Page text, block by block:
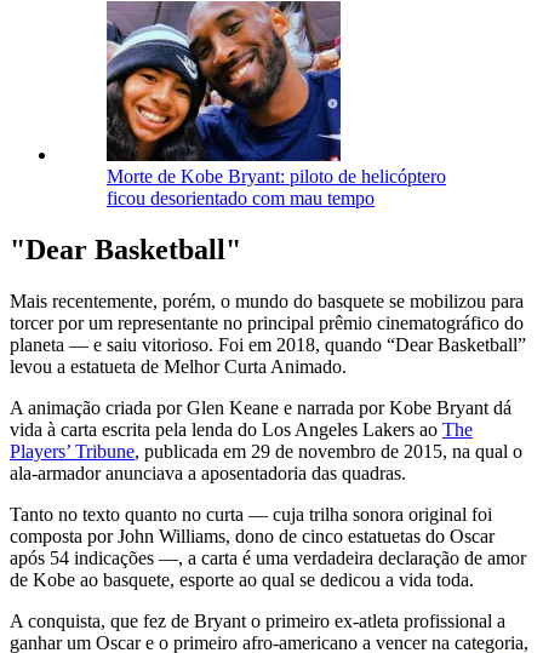
Morte de Kobe Bryant: piloto de helicóptero
ficou desorientado com mau tempo
"Dear Basketball"
Mais recentemente, porém, o mundo do basquete se mobilizou para
torcer por um representante no principal prêmio cinematográfico do
planeta — e saiu vitorioso. Foi em 2018, quando “Dear Basketball”
levou a estatueta de Melhor Curta Animado.
A animação criada por Glen Keane e narrada por Kobe Bryant dá
vida à carta escrita pela lenda do Los Angeles Lakers ao The
Players’ Tribune, publicada em 29 de novembro de 2015, na qual o
ala-armador anunciava a aposentadoria das quadras.
Tanto no texto quanto no curta — cuja trilha sonora original foi
composta por John Williams, dono de cinco estatuetas do Oscar
após 54 indicações —, a carta é uma verdadeira declaração de amor
de Kobe ao basquete, esporte ao qual se dedicou a vida toda.
A conquista, que fez de Bryant o primeiro ex-atleta profissional a
ganhar um Oscar e o primeiro afro-americano a vencer na categoria,